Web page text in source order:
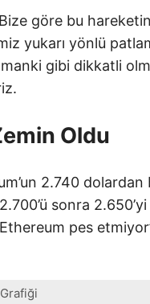
göre bu
yukarı yönlü
gibi dikkatli
Oldu
2.740 dolardan
sonra
pes